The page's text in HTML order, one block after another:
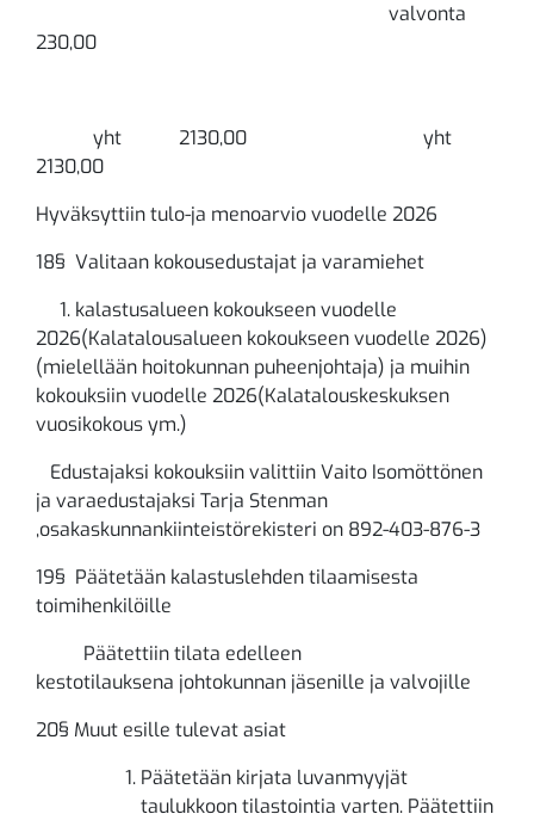
valvonta
230,00
yht 2130,00 yht
2130,00
Hyväksyttiin tulo-ja menoarvio vuodelle 2026
18§ Valitaan kokousedustajat ja varamiehet
1. kalastusalueen kokoukseen vuodelle
2026(Kalatalousalueen kokoukseen vuodelle 2026)
(mielellään hoitokunnan puheenjohtaja) ja muihin
kokouksiin vuodelle 2026(Kalatalouskeskuksen
vuosikokous ym.)
Edustajaksi kokouksiin valittiin Vaito Isomöttönen
ja varaedustajaksi Tarja Stenman
,osakaskunnankiinteistörekisteri on 892-403-876-3
19§ Päätetään kalastuslehden tilaamisesta
toimihenkilöille
Päätettiin tilata edelleen
kestotilauksena johtokunnan jäsenille ja valvojille
20§ Muut esille tulevat asiat
Päätetään kirjata luvanmyyjät
taulukkoon tilastointia varten. Päätettiin